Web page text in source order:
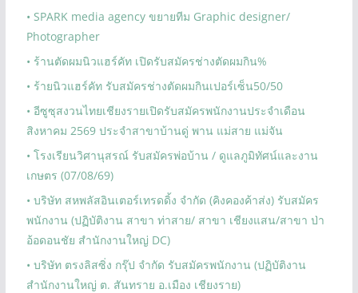
• SPARK media agency ขยายทีม Graphic designer/
Photographer
• ร้านตัดผมนิวแฮร์คัท เปิดรับสมัครช่างตัดผมกิน%
• ร้ายนิวแฮร์คัท รับสมัครช่างตัดผมกินเปอร์เซ็น50/50
• อีซูซุสงวนไทยเชียงรายเปิดรับสมัครพนักงานประจำเดือน
สิงหาคม 2569 ประจำสาขาบ้านดู่ พาน แม่สาย แม่จัน
• โรงเรียนวิศานุสรณ์ รับสมัครพ่อบ้าน / ดูแลภูมิทัศน์และงาน
เกษตร (07/08/69)
• บริษัท สหพลัสอินเตอร์เทรดดิ้ง จำกัด (คิงคองค้าส่ง) รับสมัคร
พนักงาน (ปฏิบัติงาน สาขา ท่าสาย/ สาขา เชียงแสน/สาขา ป่า
อ้อดอนชัย สำนักงานใหญ่ DC)
• บริษัท ตรงลิสซิ่ง กรุ๊ป จำกัด รับสมัครพนักงาน (ปฏิบัติงาน
สำนักงานใหญ่ ต. สันทราย อ.เมือง เชียงราย)